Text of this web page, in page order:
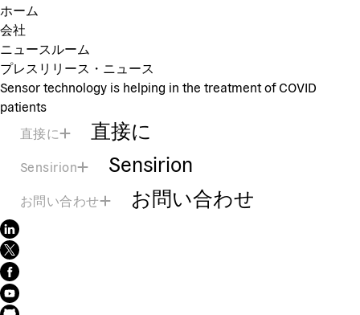
ホーム
会社
ニュースルーム
プレスリリース・ニュース
Sensor technology is helping in the treatment of COVID
patients
直接に
直接に
Sensirion Sensirion
お問い合わせ お問い合わせ